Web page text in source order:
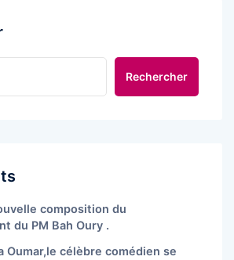
Rechercher
composition du
du PM Bah Oury .
Oumar,le célèbre comédien se